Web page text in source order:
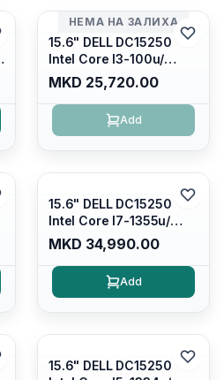
НЕМА НА ЗАЛИХА
15.6" DELL DC15250
Intel Core I3-100u/
16GB DDR4/ 512GB SSD
M.2/ Iris Xe Graphics/
120Hz Anti-glare LED
Display/ Backlit Kb/
MKD 25,720.00
Add
15.6" DELL DC15250
Intel Core I7-1355u/
16GB DDR4 / 512GB SSD
M.2 2230/ Intel UHD
Graphics/ 120Hz Anti-
glare FULLHD LED
MKD 34,990.00
Add
15.6" DELL DC15250